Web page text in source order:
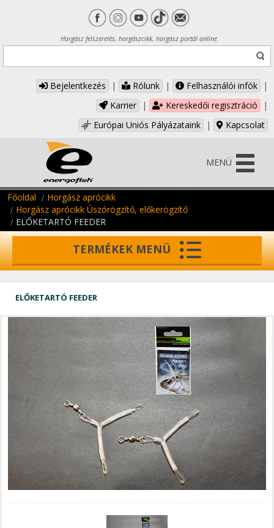
Horgász felszerelés, horgászcikk, horgász portál online
Bejelentkezés | Rólunk | Felhasználói infók
|
Karrier
| Kereskedői regisztráció
|
Európai Uniós Pályázataink
| Kapcsolat
MENÜ
Főoldal
Horgász aprócikk
Horgász aprócikk Úszórögzítő, előkerögzítő
ELŐKETARTÓ FEEDER
TERMÉKEK MENÜ
ELŐKETARTÓ FEEDER